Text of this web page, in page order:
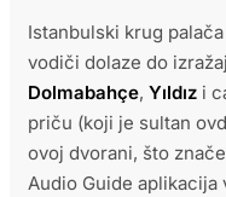
Istanbulski krug
vodiči dolaze do
Dolmabahçe, Yıldız i
priču (koji je sultan
ovoj dvorani, što
Audio Guide aplikacija